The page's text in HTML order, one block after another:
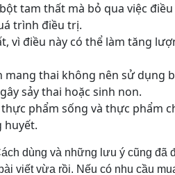
tam thất mà bỏ qua việc
trình điều trị.
vì điều này có thể làm tăng
thai không nên sử dụng
sảy thai hoặc sinh non.
phẩm sống và thực phẩm
huyết.
dùng và những lưu ý cũng đã
viết vừa rồi. Nếu có nhu cầu